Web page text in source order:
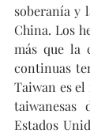
soberanía y
China. Los
más que la
continuas
Taiwan es
Estados